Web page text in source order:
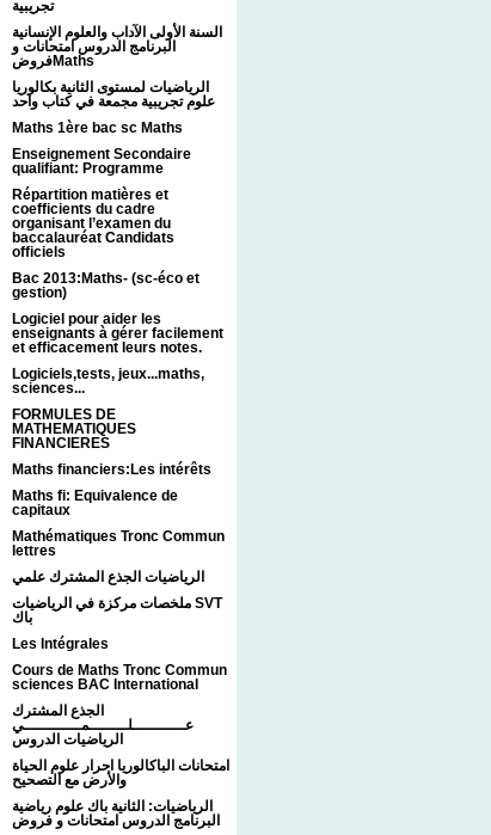
تجريبية
السنة الأولى الآداب والعلوم الإنسانية
البرنامج الدروس امتحانات و
فروضMaths
الرياضيات لمستوى الثانية بكالوريا
علوم تجريبية مجمعة في كتاب واحد
Maths 1ère bac sc Maths
Enseignement Secondaire
qualifiant: Programme
Répartition matières et
coefficients du cadre
organisant l’examen du
baccalauréat Candidats
officiels
Bac 2013:Maths- (sc-éco et
gestion)
Logiciel pour aider les
enseignants à gérer facilement
et efficacement leurs notes.
Logiciels,tests, jeux...maths,
sciences...
FORMULES DE
MATHEMATIQUES
FINANCIERES
Maths financiers:Les intérêts
Maths fi: Equivalence de
capitaux
Mathématiques Tronc Commun
lettres
الرياضيات الجذع المشترك علمي
ملخصات مركزة في الرياضيات SVT
باك
Les Intégrales
Cours de Maths Tronc Commun
sciences BAC International
الجذع المشترك
عـــــــــــلــــــــمــــــــــــي
الرياضيات الدروس
امتحانات الباكالوريا احرار علوم الحياة
والأرض مع التصحيح
الرياضيات: الثانية باك علوم رياضية
البرنامج الدروس امتحانات و فروض